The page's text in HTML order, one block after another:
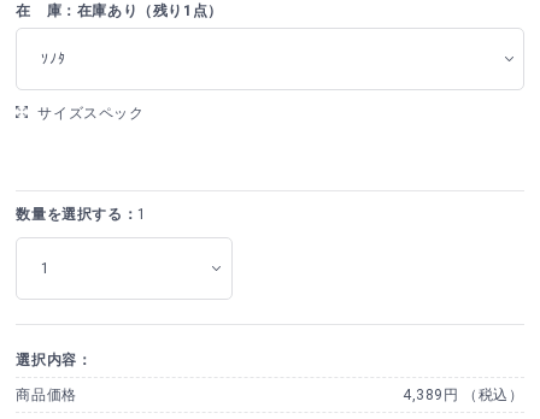
在 庫：在庫あり（残り1点）
ｿﾉﾀ
サイズスペック
数量を選択する： 1
選択内容：
商品価格 4,389円 （税込）